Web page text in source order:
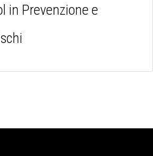
in Prevenzione e